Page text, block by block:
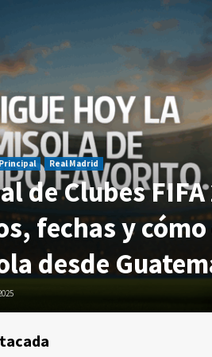
Principal Real Madrid
de Clubes FIFA
fechas y
desde